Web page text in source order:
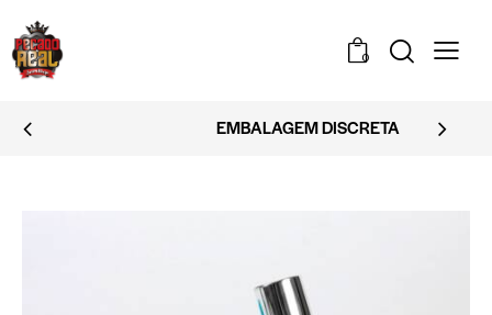
0
EMBALAGEM DISCRETA